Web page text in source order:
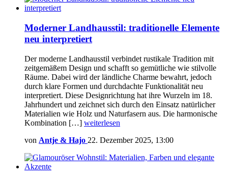
Moderner Landhausstil: traditionelle Elemente
neu interpretiert
Der moderne Landhausstil verbindet rustikale Tradition mit
zeitgemäßem Design und schafft so gemütliche wie stilvolle
Räume. Dabei wird der ländliche Charme bewahrt, jedoch
durch klare Formen und durchdachte Funktionalität neu
interpretiert. Diese Designrichtung hat ihre Wurzeln im 18.
Jahrhundert und zeichnet sich durch den Einsatz natürlicher
Materialien wie Holz und Naturfasern aus. Die harmonische
Kombination […] weiterlesen
von Antje & Hajo 22. Dezember 2025, 13:00